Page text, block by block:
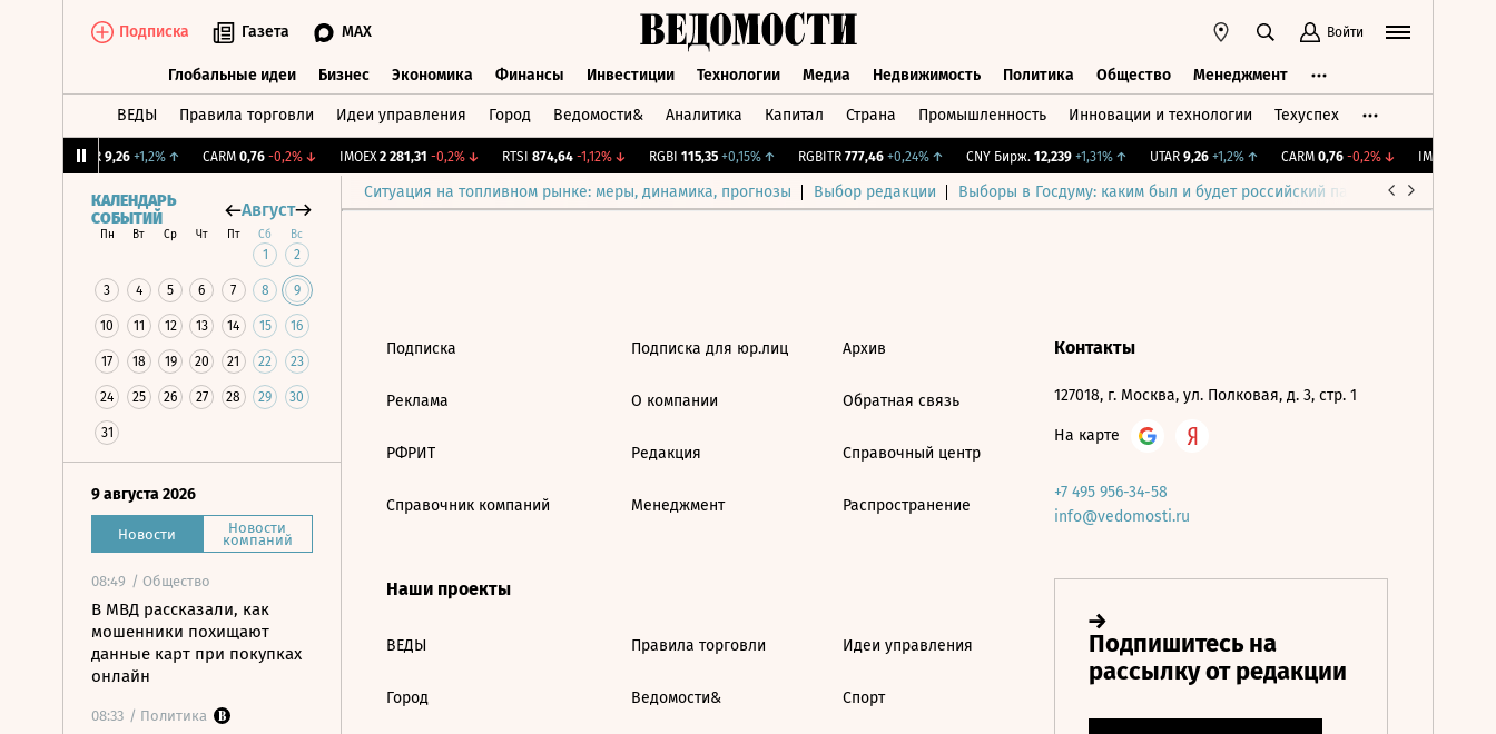
Подписка Газета MAX Войти
Глобальные идеи Бизнес Экономика Финансы Инвестиции Технологии Медиа Недвижимость Политика Общество Менеджмент
ВЕДЫ Правила торговли Идеи управления Город Ведомости& Аналитика Капитал Страна Промышленность Инновации и технологии Техуспех
9,26 +1,2%↑ CARM 0,76 -0,2%↓ IMOEX 2 281,31 -0,2%↓ RTSI 874,64 -1,12%↓ RGBI 115,35 +0,15%↑ RGBITR 777,46 +0,24%↑ CNY Бирж. 12,239 +1,31%↑ UTAR 9,26 +1,2%↑ CARM 0,76 -0,2%↓ IMOEX
Ситуация на топливном рынке: меры, динамика, прогнозы Выбор редакции Выборы в Госдуму: каким был и будет российский парламент
КАЛЕНДАРЬ
СОБЫТИЙ
Август
Пн Вт Ср Чт Пт Сб Вс
1 2
3 4 5 6 7 8 9
10 11 12 13 14 15 16
17 18 19 20 21 22 23
24 25 26 27 28 29 30
31
9 августа 2026
Новости Новости
компаний
08:49 / Общество
В МВД рассказали, как
мошенники похищают
данные карт при покупках
онлайн
08:33 / Политика
Подписка
Реклама
РФРИТ
Справочник компаний
Подписка для юр.лиц
О компании
Редакция
Менеджмент
Архив
Обратная связь
Справочный центр
Распространение
Наши проекты
ВЕДЫ
Город
Правила торговли
Ведомости&
Идеи управления
Спорт
Контакты
127018, г. Москва, ул. Полковая, д. 3, стр. 1
На карте
+7 495 956-34-58
info@vedomosti.ru